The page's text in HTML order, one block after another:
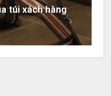
túi xách hàng